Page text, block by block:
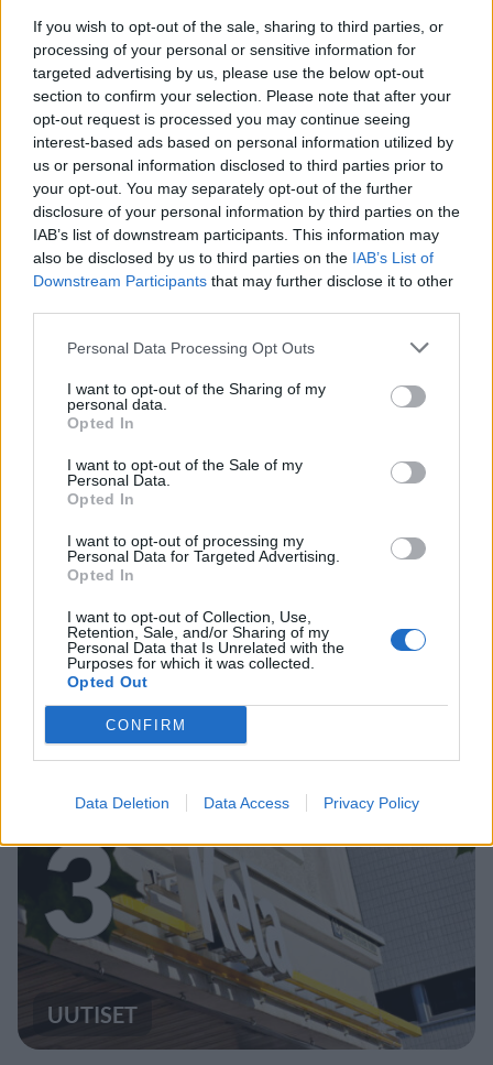
If you wish to opt-out of the sale, sharing to third parties, or
processing of your personal or sensitive information for
targeted advertising by us, please use the below opt-out
section to confirm your selection. Please note that after your
opt-out request is processed you may continue seeing
interest-based ads based on personal information utilized by
us or personal information disclosed to third parties prior to
your opt-out. You may separately opt-out of the further
disclosure of your personal information by third parties on the
IAB’s list of downstream participants. This information may
also be disclosed by us to third parties on the IAB’s List of
Downstream Participants that may further disclose it to other
Personal Data Processing Opt Outs
I want to opt-out of the Sharing of my
personal data.
Opted In
I want to opt-out of the Sale of my
Personal Data.
Opted In
I want to opt-out of processing my
Personal Data for Targeted Advertising.
Opted In
I want to opt-out of Collection, Use,
Retention, Sale, and/or Sharing of my
Personal Data that Is Unrelated with the
Purposes for which it was collected.
Opted Out
CONFIRM
Data Deletion Data Access Privacy Policy
1
UUTISET
Leskeneläke ei kuulu kaikille –
Kela muistuttaa tärkeästä
2
Finnairin lennoista osan lentää
jatkossa toinen lentoyhtiö –
matkustajille tärkeä rajoitus
3
UUTISET